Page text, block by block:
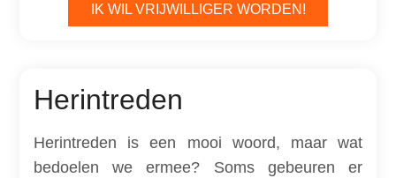
IK WIL VRIJWILLIGER WORDEN!
Herintreden
Herintreden is een mooi woord, maar wat
bedoelen we ermee? Soms gebeuren er